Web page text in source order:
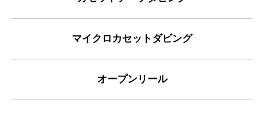
マイクロカセットダビング
オープンリール